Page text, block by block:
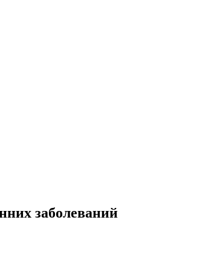
заболеваний